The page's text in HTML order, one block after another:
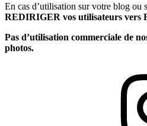
En cas d’utilisation sur votre blog ou
REDIRIGER vos utilisateurs vers
Pas d’utilisation commerciale de
photos.